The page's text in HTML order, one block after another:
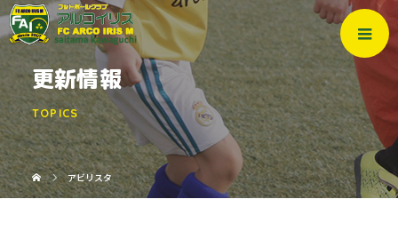
更新情報
TOPICS
アビリスタ